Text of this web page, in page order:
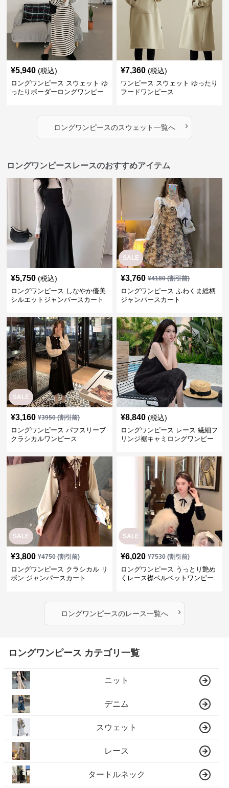
¥5,940 (税込)
ロングワンピース スウェット ゆ
ったりボーダーロングワンピー
¥7,360 (税込)
ワンピース スウェット ゆったり
フードワンピース
ロングワンピースのスウェット一覧へ ›
ロングワンピースレースのおすすめアイテム
¥5,750 (税込)
ロングワンピース しなやか優美
シルエットジャンパースカート
SALE
¥3,760 ¥4180(割引前)
ロングワンピース ふわくま総柄
ジャンパースカート
SALE
¥3,160 ¥3950(割引前)
ロングワンピース パフスリーブ
クラシカルワンピース
¥8,840 (税込)
ロングワンピース レース 繊細フ
リンジ裾キャミロングワンピー
SALE
¥3,800 ¥4750(割引前)
ロングワンピース クラシカル リ
ボン ジャンパースカート
SALE
¥6,020 ¥7530(割引前)
ロングワンピース うっとり艶め
くレース襟ベルベットワンピー
ロングワンピースのレース一覧へ ›
ロングワンピース カテゴリ一覧
ニット
デニム
スウェット
レース
タートルネック